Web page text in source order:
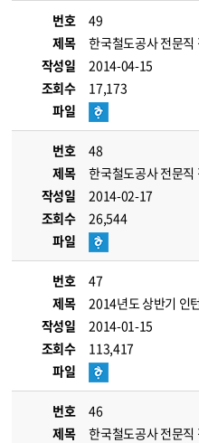
번호
49
제목
한국철도공사 전문직
작성일
2014-04-15
조회수
17,173
파일
번호
48
제목
한국철도공사 전문직
작성일
2014-02-17
조회수
26,544
파일
번호
47
제목
2014년도 상반기 인
작성일
2014-01-15
조회수
113,417
파일
번호
46
제목
한국철도공사 전문직